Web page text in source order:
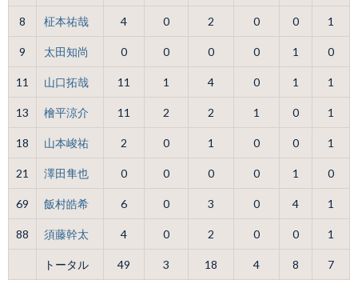
8 柾本祐哉 4 0 2 0 0 1
9 太田知尚 0 0 0 0 1 0
11 山口拓哉 11 1 4 0 1 1
13 檜平涼介 11 2 2 1 0 1
18 山本峻祐 2 0 1 0 0 1
21 澤田隼也 0 0 0 0 1 0
69 飯村皓希 6 0 3 0 4 1
88 須藤幹太 4 0 2 0 0 1
トータル 49 3 18 4 8 7